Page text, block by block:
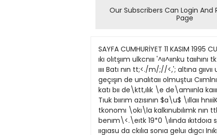
Cumhuriyet Alışveriş
Cumhuriyet Ankara
Cumhuriyet Büyük
Taaruz
Cumhuriyet
Cumartesi
Cumhuriyet Çevre
2016
2015
2013
2012
2011
2010
2009
Our Subscribers Can Login And
Page
SAYFA CUMHURİYET 11 KASIM 1995 CUMARTESİ 10 DIZIYAZI Dış borçlanma çıkmazmda Türkiye I94*ulından wıııa idşantısındct oıta\a <,ıkun ıkı olıtşıım ulkcnııı '^ıı^ıınku taııhını tk ı ?£««./; <ihiıı Bıınlaı Dtmokiıtt Pıiııı IDPJ ık bıılıktı tıluuıl bınjınazının duaı ııdun ıklıdaıa <S<_IIIIL w u rwki\e ıııı Batı nın tt;<./m/;//<,'; altına gııvıı ulkeleı uıusında \ıı ıııı ıilnııtsıdıı Demokıat Paı ıı u\ 1ı zamanda Twk n\a\ı cişunımdu <,ok paılılı donenıı geçışın de unalıtaıı olmuştuı Cıımlnıı n c tııı kuı ulmusn la bıı lıkıe 1945 \ ılına uıdaı ukpaıtı ıle \onttıltn Tıııknede ııhısal feıımntiıın \okltıgıı katı bıı de\ktt,ılık \e de\amıınla kaıına tkononıı anknışıııı LiitniLiı kıldı Aııcak ııhısul \nnui\i. ı / olıışluı ıııak ıçın ın uıılanan d*. \kt<,ı polıtıkalaıla Tıuk bıırım azısının $a\u$ \ıllaıı hnııiKd M gt'lifiınkn kaışııı \a ımlı bıı kapıtali\t ıııeıım aşanıasıııa <.'n>-/>iıı<.ca;ı anUı\ıldı Bu dıııumdu lıbtuıl tkonomı \okı\la kalkınubılımk nın ttk çau okıııık "yabancı sermme" \e "dış krediler"t bti)\uıuldıı » 1945 Mİııukı kıııııklııçıımla a\nı \o\kmı benım\<.\eıtk 19*0 \ılında ıkıtdoıa s;t/t/ı Demokıat Pnılı ık başknan dı$ boıckınnnna da\alıpolıtıkalaı 1961 dc\ı ımındciı sonıa kesıntn t ııgıasu da ckılıa sonıa geluı dıgcı Inıkııınctkık hıılıkit Tıııkne \ı 24Ot.uk Kaıaıkıı ı ııa kadaı gcfııdı Di} boı c lıinımn a da\ cılı c kononıı polıtıkalaı ı 19S0 daıbtM ıt ptşmdtıı ırc/t/j A\AP ıktnian ık doııtga ııkı^ırkııı Tıııknt la\ıuıklaıın ıııntnc \ı fıntıns ktsımıne uklı^ı \uıı bıı doneııiL ık kapıkııını açınif "Llu A\AP lan \onıa ıklıdaıa e<- '<•" Sııln ıııun Demırel \e onıııı \tiıııı akın Tunsu Çılleı dt a\m\ohı lıatta kınııkııiK gıtıc çok dalıa leslımnctcı bıı ftkıkk ızkdı Aııcak ekonomukkı \ upı\al dc ^ı^ınıkı ıhtn aı,Iııı ı kaı şılamak bıı \aıuı \omnkııı daha da aıttııdı Tıııkne Demokıat Paııı \a\L\ıııd<. cokpaıtılı \apı\kı laııışııken v/u/s; icuıhkıııı bchıkıwıt\ı u ıklıdaı ımıcaıkksıııdt pıopıiizaııdalaıııı oııenıı de aıttı Çııııkıı daha onctkıı sadecelck bıı paıtının pıogıanuıu oıunlaıııak zoıuıiıiu olaıı sccınen paı ıı tcıcılıını ktiıdııit ^ıınııkın altenuıtıf pı o^ı amlaı a gou \apnıa\a haşladı Ancak çok partılı \a$amlu bıılıkte \uatleı seçını sonıusmda "au reçete" olaıak ı enı loplumun omıne konclıı Gıııııınnızdt /u \cıaıleı aıtık çıceılılıgını \anukt.il sccıııeıı sjt/<,ekçı htdefkı oıia\a ko\ acak \ e ıngııkn abıktek paıtıleı ı meıak ıdnoı Cunılnıınet seçınıe kutılacak \ı\ası paı tıleı c ıktıdaı a sjt klıkleı ınde ekonommın nııuk bıılımdugu dıııııma paıulel olaıak ılk uitıtaklaıı onleınleıı soıdıı